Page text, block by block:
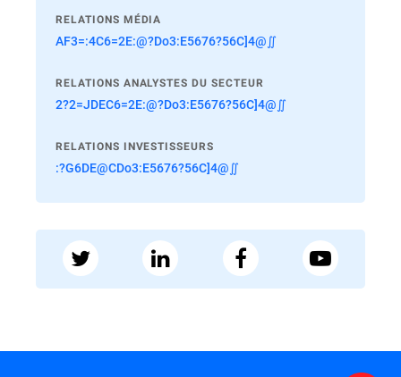
RELATIONS MÉDIA
AF3=:4C6=2E:@?Do3:E5676?56C]4@∬
RELATIONS ANALYSTES DU SECTEUR
2?2=JDEC6=2E:@?Do3:E5676?56C]4@∬
RELATIONS INVESTISSEURS
:?G6DE@CDo3:E5676?56C]4@∬